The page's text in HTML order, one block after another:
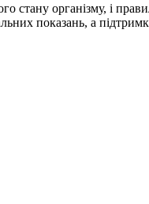
організму, і
показань, а